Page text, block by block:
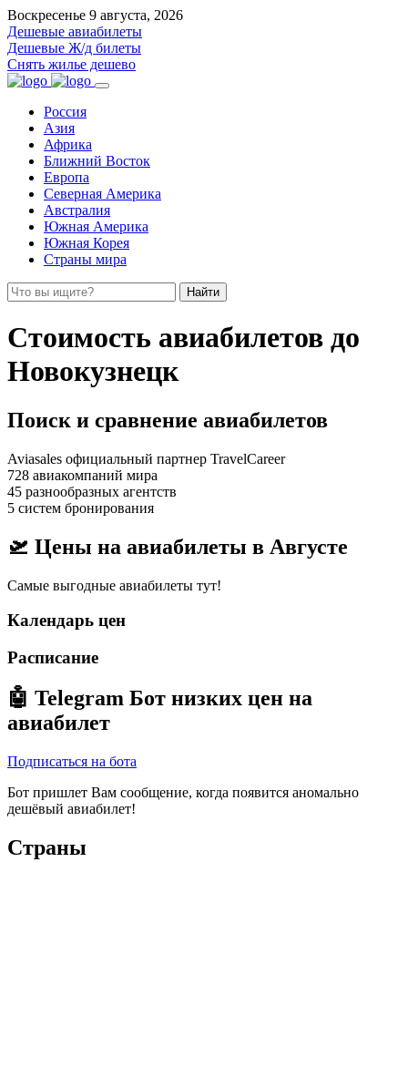
Воскресенье 9 августа, 2026
Дешевые авиабилеты
Дешевые Ж/д билеты
Снять жилье дешево
Россия
Азия
Африка
Ближний Восток
Европа
Северная Америка
Австралия
Южная Америка
Южная Корея
Страны мира
Найти
Стоимость авиабилетов до
Новокузнецк
Поиск и сравнение авиабилетов
Aviasales официальный партнер TravelCareer
728 авиакомпаний мира
45 разнообразных агентств
5 систем бронирования
🛫 Цены на авиабилеты в Августе
Самые выгодные авиабилеты тут!
Календарь цен
Расписание
🤖 Telegram Бот низких цен на
авиабилет
Подписаться на бота
Бот пришлет Вам сообщение, когда появится аномально
дешёвый авиабилет!
Страны